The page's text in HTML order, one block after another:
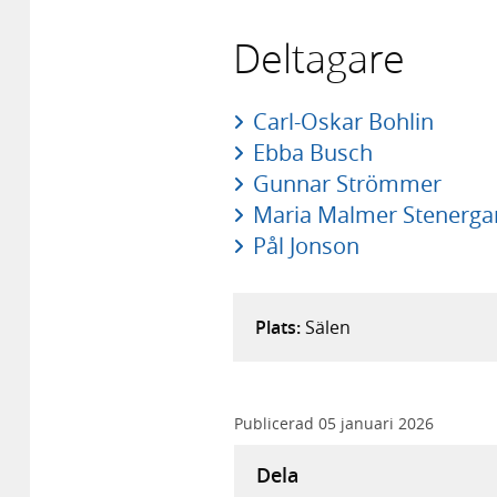
Deltagare
Carl-Oskar Bohlin
Ebba Busch
Gunnar Strömmer
Maria Malmer
Pål Jonson
Plats:Sälen
Publicerad 05 januari 2026
Dela